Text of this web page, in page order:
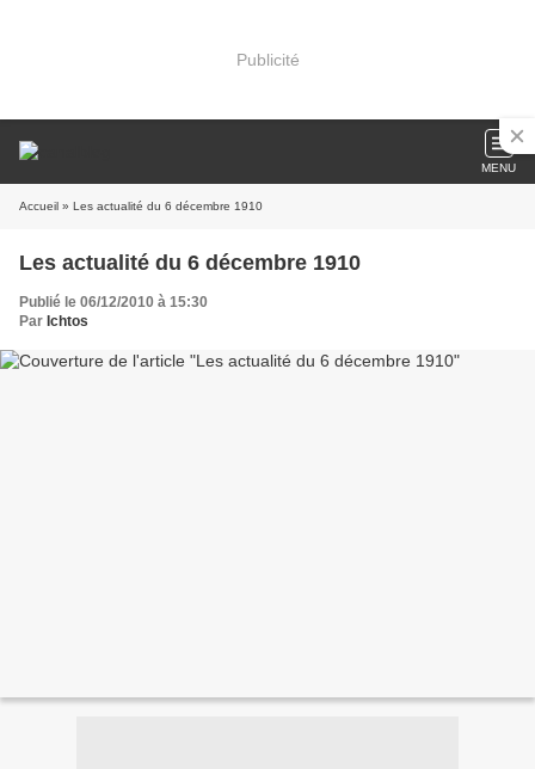
Publicité
MENU
Accueil » Les actualité du 6 décembre 1910
Les actualité du 6 décembre 1910
Publié le 06/12/2010 à 15:30
Par Ichtos